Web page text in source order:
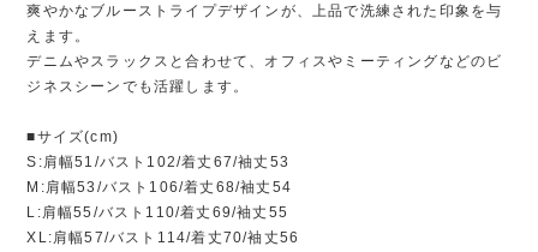
爽やかなブルーストライプデザインが、上品で洗練された印象を与
えます。
デニムやスラックスと合わせて、オフィスやミーティングなどのビ
ジネスシーンでも活躍します。
■サイズ(cm)
S:肩幅51/バスト102/着丈67/袖丈53
M:肩幅53/バスト106/着丈68/袖丈54
L:肩幅55/バスト110/着丈69/袖丈55
XL:肩幅57/バスト114/着丈70/袖丈56